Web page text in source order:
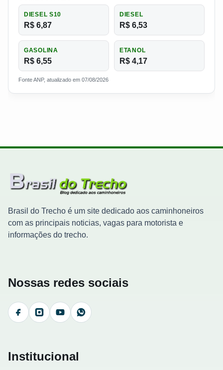
DIESEL S10
R$ 6,87
DIESEL
R$ 6,53
GASOLINA
R$ 6,55
ETANOL
R$ 4,17
Fonte ANP, atualizado em 07/08/2026
Brasil do Trecho é um site dedicado aos caminhoneiros
com as principais noticias, vagas para motorista e
informações do trecho.
Nossas redes sociais
FacebookInstagramYouTubeWhatsApp
Institucional